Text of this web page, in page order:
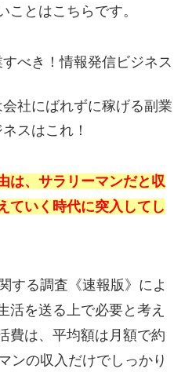
ことはこちらです。
べき！情報発信ビジネス
社にばれずに稼げる副業
スはこれ！
は、サラリーマンだと収
ていく時代に突入してし
する調査《速報版》によ
活を送る上で必要と考え
費は、平均額は月額で約
ンの収入だけでしっかり